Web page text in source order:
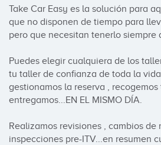
Take Car Easy es la solución para
que no disponen de tiempo para
pero que necesitan tenerlo siempre
Puedes elegir cualquiera de los
tu taller de confianza de toda la
gestionamos la reserva ,
entregamos...EN EL MISMO DÍA.
Realizamos revisiones , cambios de
inspecciones pre-ITV...en resumen